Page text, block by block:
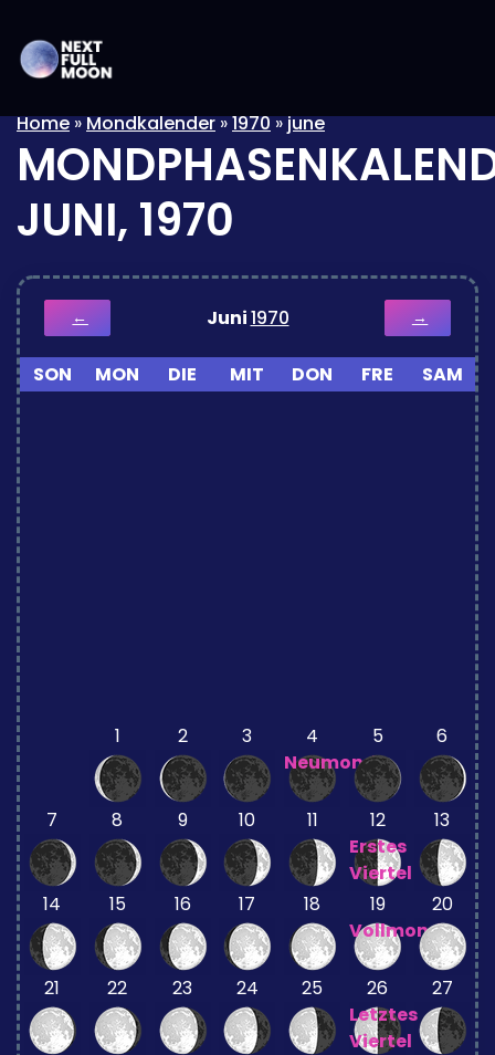
Home»Mondkalender»1970»june
JUNI, 1970
← Juni1970 →
SON MON DIE MIT DON FRE SAM
1 2 3
4
Neumond
5 6
7 8 9 10 11
12
Erstes
Viertel
13
14 15 16 17 18
19
Vollmond
20
21 22 23 24 25
26
Letztes
Viertel
27